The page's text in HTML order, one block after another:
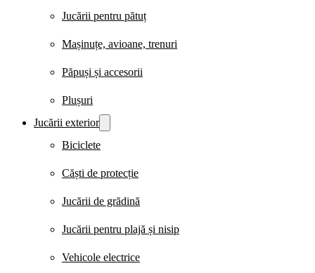
Jucării pentru pătuț
Mașinuțe, avioane, trenuri
Păpuși și accesorii
Plușuri
Jucării exterior
Biciclete
Căști de protecție
Jucării de grădină
Jucării pentru plajă și nisip
Vehicole electrice